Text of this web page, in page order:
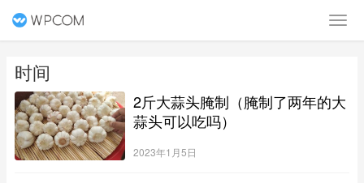
时间
2斤大蒜头腌制（腌制了两年的大
蒜头可以吃吗）
2023年1月5日